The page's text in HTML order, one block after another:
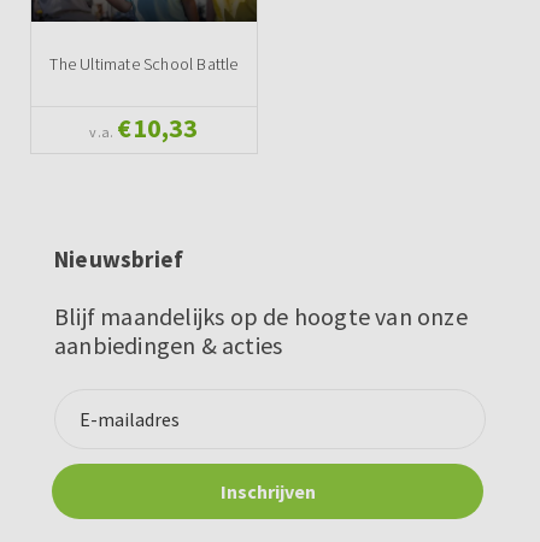
The Ultimate School Battle
v.a. €10,33
Nieuwsbrief
Blijf maandelijks op de hoogte van onze
aanbiedingen & acties